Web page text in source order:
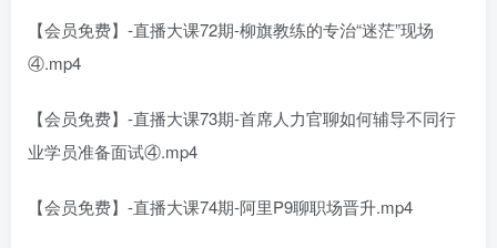
【会员免费】-直播大课72期-柳旗教练的专治“迷茫”现场
④.mp4
【会员免费】-直播大课73期-首席人力官聊如何辅导不同行
业学员准备面试④.mp4
【会员免费】-直播大课74期-阿里P9聊职场晋升.mp4